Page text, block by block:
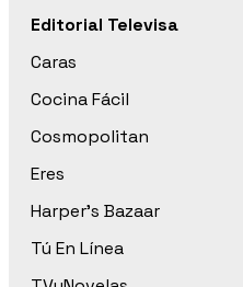
Editorial Televisa
Caras
Cocina Fácil
Cosmopolitan
Eres
Harper’s Bazaar
Tú En Línea